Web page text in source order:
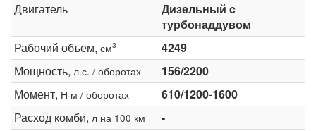
Двигатель
Дизельный c
турбонаддувом
Рабочий объем, см3
4249
Мощность, л.с. / оборотах
156/2200
Момент, Н·м / оборотах
610/1200-1600
Расход комби, л на 100 км
-